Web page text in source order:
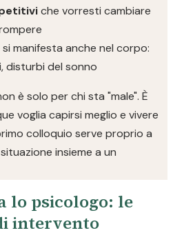
che vorresti cambiare
manifesta anche nel corpo:
disturbi del sonno
è solo per chi sta "male". È
voglia capirsi meglio e vivere
colloquio serve proprio a
insieme a un
lo psicologo: le
intervento